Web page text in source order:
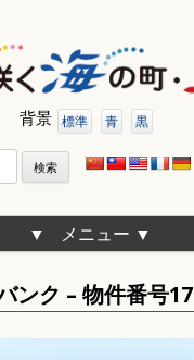
背景 標準 青 黒
メニュー
ンク – 物件番号17